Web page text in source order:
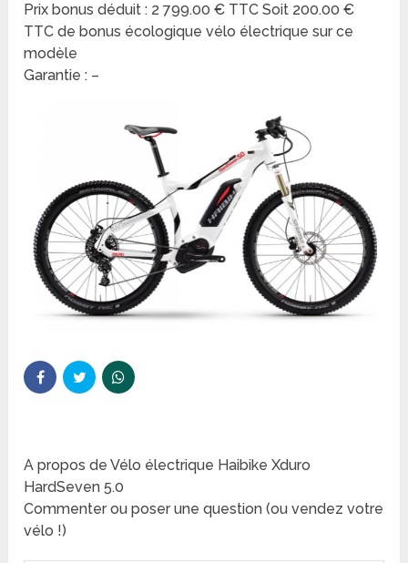
Prix bonus déduit : 2 799.00 € TTC Soit 200.00 €
TTC de bonus écologique vélo électrique sur ce
modèle
Garantie : –
A propos de Vélo électrique Haibike Xduro
HardSeven 5.0
Commenter ou poser une question (ou vendez votre
vélo !)